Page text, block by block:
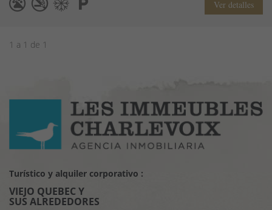
Ver detalles
1 a 1 de 1
Turístico y alquiler corporativo :
VIEJO QUEBEC Y
SUS ALREDEDORES